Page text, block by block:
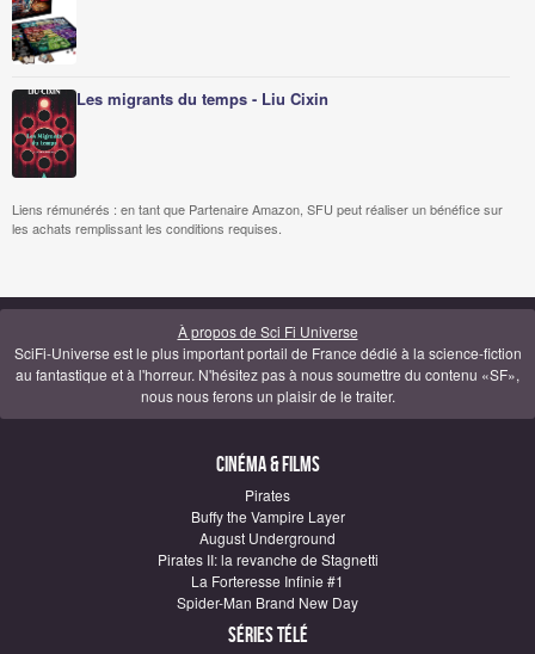
Les migrants du temps - Liu Cixin
Liens rémunérés : en tant que Partenaire Amazon, SFU peut réaliser un bénéfice sur
les achats remplissant les conditions requises.
À propos de Sci Fi Universe
SciFi-Universe est le plus important portail de France dédié à la science-fiction
au fantastique et à l'horreur. N'hésitez pas à nous soumettre du contenu «SF»,
nous nous ferons un plaisir de le traiter.
Cinéma & Films
Pirates
Buffy the Vampire Layer
August Underground
Pirates II: la revanche de Stagnetti
La Forteresse Infinie #1
Spider-Man Brand New Day
Séries télé